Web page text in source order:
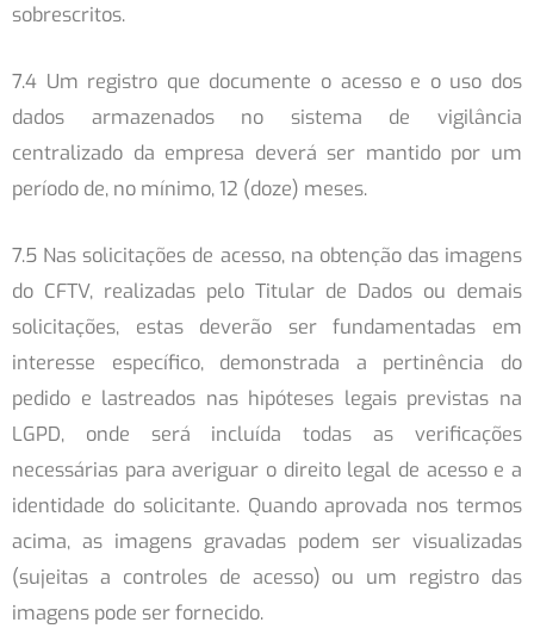
sobrescritos.
7.4 Um registro que documente o acesso e o uso dos
dados armazenados no sistema de vigilância
centralizado da empresa deverá ser mantido por um
período de, no mínimo, 12 (doze) meses.
7.5 Nas solicitações de acesso, na obtenção das imagens
do CFTV, realizadas pelo Titular de Dados ou demais
solicitações, estas deverão ser fundamentadas em
interesse específico, demonstrada a pertinência do
pedido e lastreados nas hipóteses legais previstas na
LGPD, onde será incluída todas as verificações
necessárias para averiguar o direito legal de acesso e a
identidade do solicitante. Quando aprovada nos termos
acima, as imagens gravadas podem ser visualizadas
(sujeitas a controles de acesso) ou um registro das
imagens pode ser fornecido.